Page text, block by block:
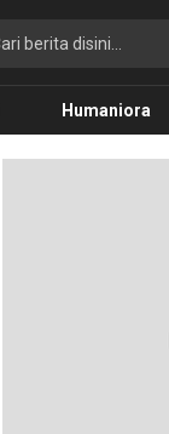
Humaniora